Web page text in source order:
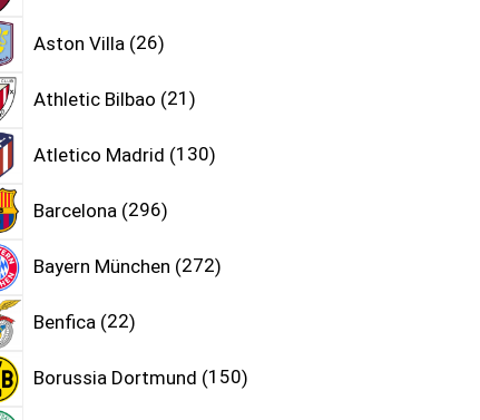
Aston Villa 26
Athletic Bilbao 21
Atletico Madrid 130
Barcelona 296
Bayern München 272
Benfica 22
Borussia Dortmund 150